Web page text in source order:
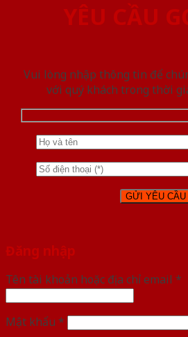
YÊU CẦU
Vui lòng nhập thông tin để
với quý khách trong thời
Đăng nhập
Tên tài khoản hoặc địa chỉ email *
Mật khẩu *